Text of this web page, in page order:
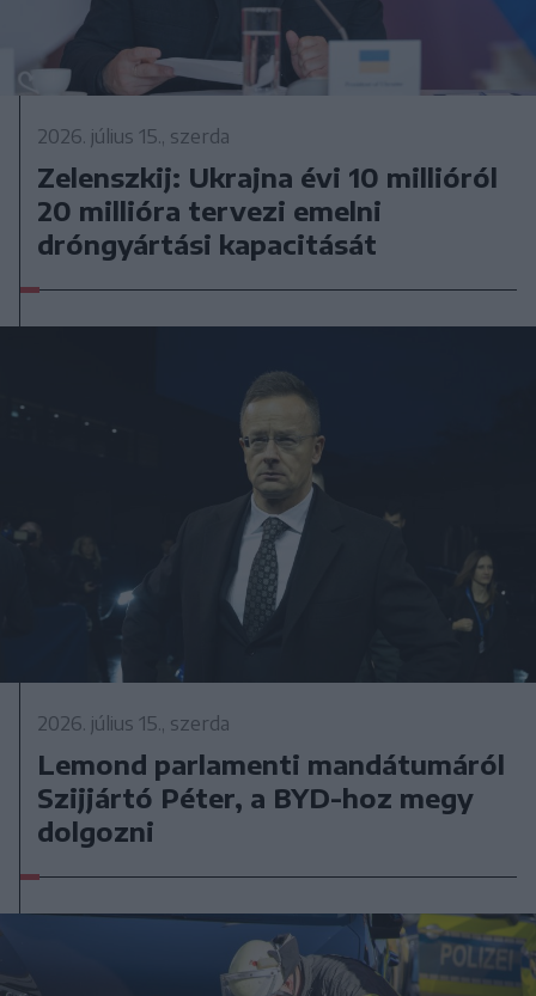
2026. július 15., szerda
Zelenszkij: Ukrajna évi 10 millióról
20 millióra tervezi emelni
dróngyártási kapacitását
2026. július 15., szerda
Lemond parlamenti mandátumáról
Szijjártó Péter, a BYD-hoz megy
dolgozni